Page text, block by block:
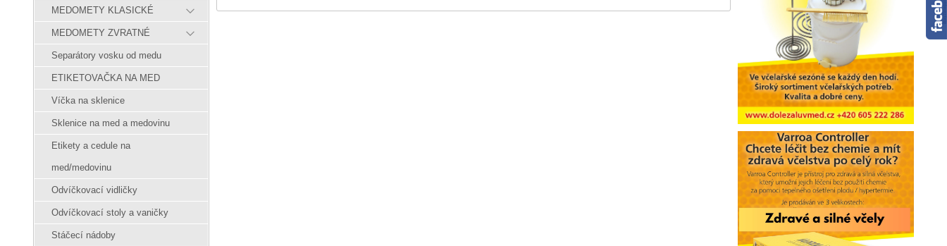
MEDOMETY KLASICKÉ
MEDOMETY ZVRATNÉ
Separátory vosku od medu
ETIKETOVAČKA NA MED
Víčka na sklenice
Sklenice na med a medovinu
Etikety a cedule na
med/medovinu
Odvíčkovací vidličky
Odvíčkovací stoly a vaničky
Stáčecí nádoby